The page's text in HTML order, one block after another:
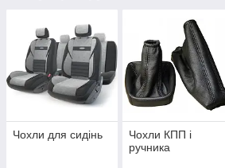
Чохли для сидінь
Чохли КПП і
ручника